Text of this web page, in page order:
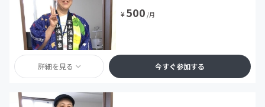
¥500 /月
詳細を見る 今すぐ参加する